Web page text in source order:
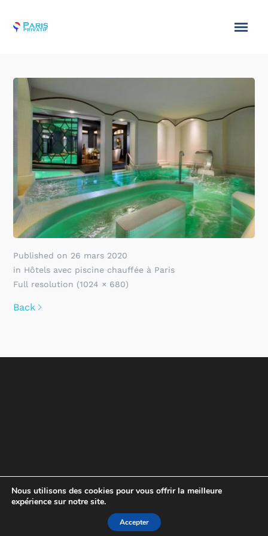
Published on 26 mars 2020
in Hôtels avec piscine chauffée à Paris
Full resolution (1024 × 680)
Back
CONDITIONS D'UTILISATION
Nous utilisons des cookies pour vous offrir la meilleure
expérience sur notre site.
Accepter